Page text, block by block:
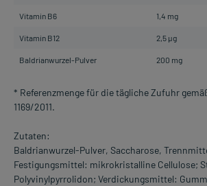
Vitamin B6 1,4 mg
Vitamin B12 2,5 µg
Baldrianwurzel-Pulver 200 mg
* Referenzmenge für die tägliche Zufuhr
1169/2011.
Zutaten:
Baldrianwurzel-Pulver, Saccharose,
Festigungsmittel: mikrokristalline Cellulose;
Polyvinylpyrrolidon; Verdickungsmittel: